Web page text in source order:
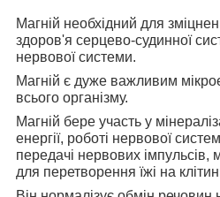
Магній необхідний для
здоров'я серцево-судинної
нервової системи.
Магній є дуже важливим
всього організму.
Магній бере участь у
енергії, роботі нервової
передачі нервових
для перетворення їжі на